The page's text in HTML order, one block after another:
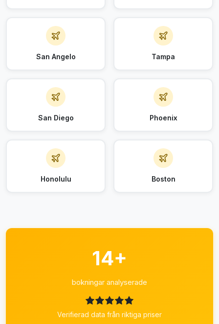
San Angelo Tampa
San Diego Phoenix
Honolulu Boston
14+
bokningar analyserade
Verifierad data från riktiga priser